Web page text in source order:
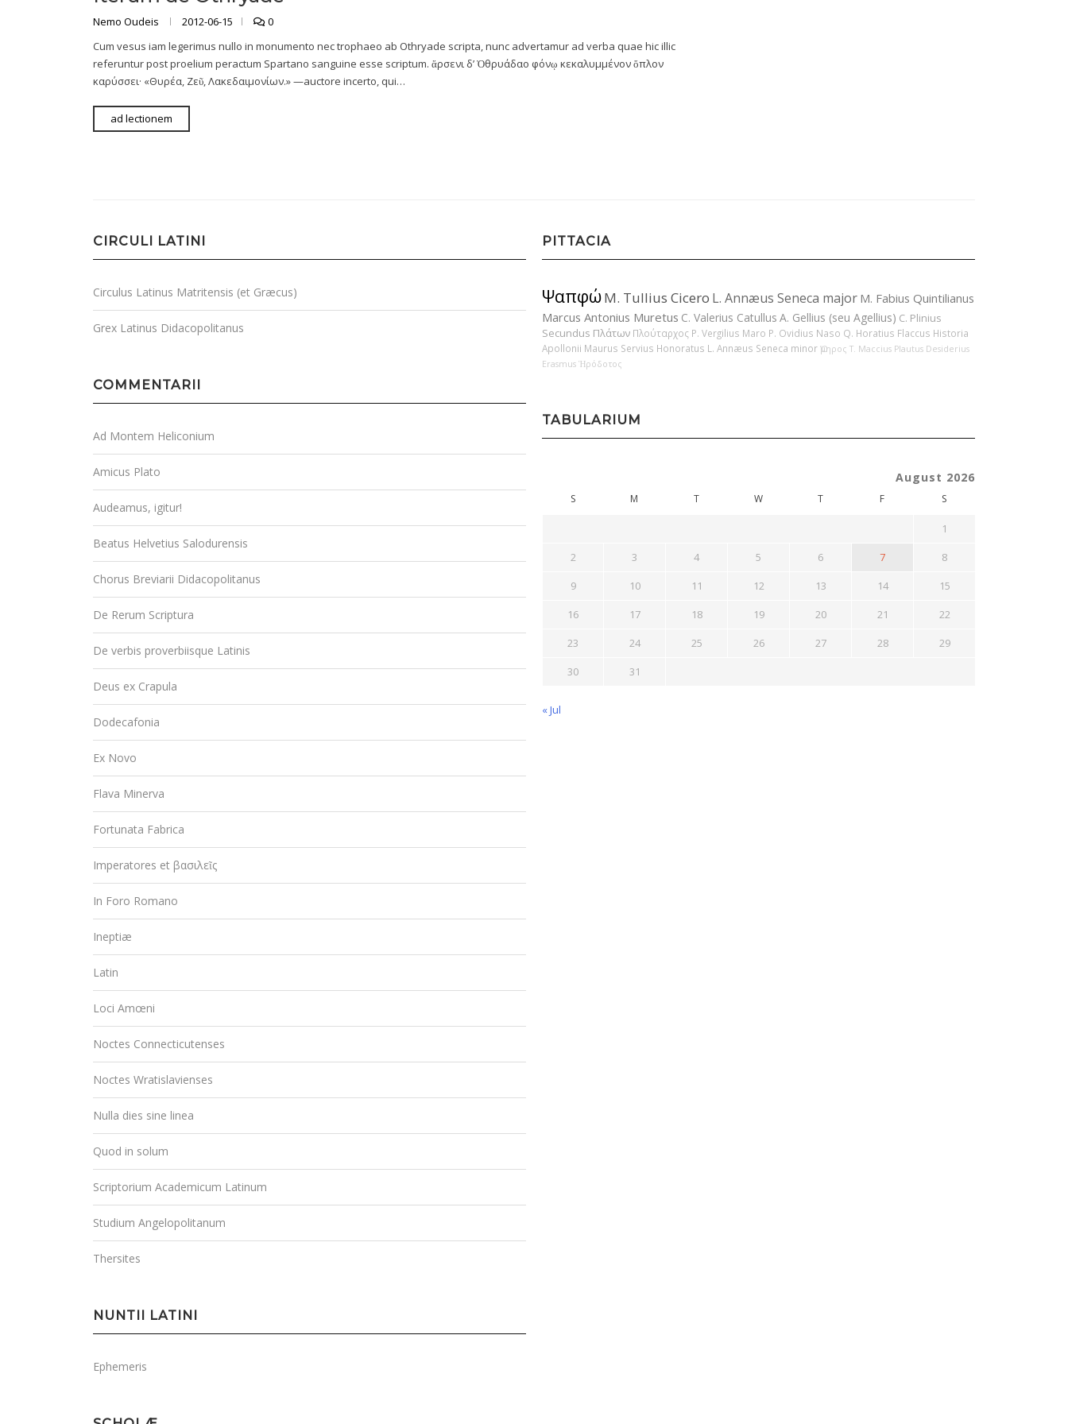
Nemo Oudeis 2012-06-15
0
Cum vesus iam legerimus nullo in monumento nec trophaeo ab Othryade scripta, nunc advertamur ad verba quae hic illic
referuntur post proelium peractum Spartano sanguine esse scriptum. ἄρσενι δ’ Ὀθρυάδαο φόνῳ κεκαλυμμένον ὅπλον
καρύσσει· «Θυρέα, Ζεῦ, Λακεδαιμονίων.» —auctore incerto, qui…
ad lectionem
CIRCULI LATINI
Circulus Latinus Matritensis (et Græcus)
Grex Latinus Didacopolitanus
COMMENTARII
Ad Montem Heliconium
Amicus Plato
Audeamus, igitur!
Beatus Helvetius Salodurensis
Chorus Breviarii Didacopolitanus
De Rerum Scriptura
De verbis proverbiisque Latinis
Deus ex Crapula
Dodecafonia
Ex Novo
Flava Minerva
Fortunata Fabrica
Imperatores et βασιλεῖς
In Foro Romano
Ineptiæ
Latin
Loci Amœni
Noctes Connecticutenses
Noctes Wratislavienses
Nulla dies sine linea
Quod in solum
Scriptorium Academicum Latinum
Studium Angelopolitanum
Thersites
NUNTII LATINI
Ephemeris
PITTACIA
ΨαπφώM. Tullius Cicero L. Annæus Seneca major M. Fabius Quintilianus
Marcus Antonius Muretus C. Valerius Catullus A. Gellius (seu Agellius) C. Plinius
Secundus Πλάτων Πλούταρχος P. Vergilius Maro P. Ovidius Naso Q. Horatius Flaccus Historia
Apollonii Maurus Servius Honoratus L. Annæus Seneca minor Ὅμηρος T. Maccius Plautus Desiderius
Erasmus Ἡρόδοτος
TABULARIUM
August 2026
S M T W T F S
1
2
3 4 5 6 7
8
9
10 11 12 13 14
15
16
17 18 19 20 21
22
23
24 25 26 27 28
29
30
31
« Jul